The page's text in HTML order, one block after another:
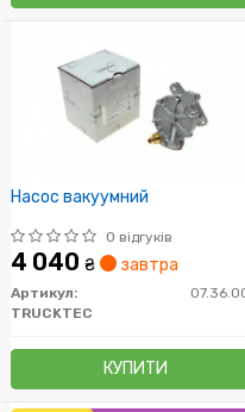
Насос вакуумний
0 відгуків
4 040 ₴ завтра
Артикул:
TRUCKTEC
КУПИТИ